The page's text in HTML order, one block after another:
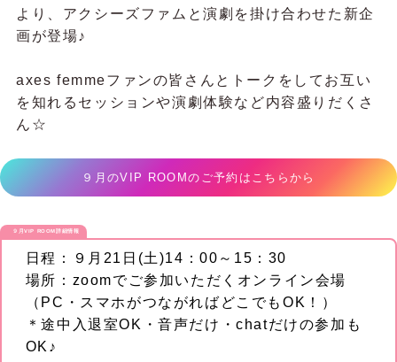
より、アクシーズファムと演劇を掛け合わせた新企
画が登場♪
axes femmeファンの皆さんとトークをしてお互い
を知れるセッションや演劇体験など内容盛りだくさ
ん☆
９月のVIP ROOMのご予約はこちらから
９月VIP ROOM詳細情報
日程：９月21日(土)14：00～15：30
場所：zoomでご参加いただくオンライン会場
（PC・スマホがつながればどこでもOK！）
＊途中入退室OK・音声だけ・chatだけの参加も
OK♪